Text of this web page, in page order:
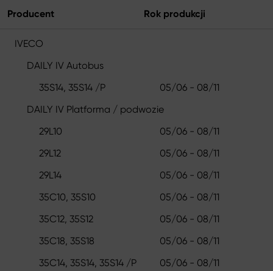
Producent Rok produkcji
IVECO
DAILY IV Autobus
35S14, 35S14 /P
05/06 - 08/11
DAILY IV Platforma / podwozie
29L10
05/06 - 08/11
29L12
05/06 - 08/11
29L14
05/06 - 08/11
35C10, 35S10
05/06 - 08/11
35C12, 35S12
05/06 - 08/11
35C18, 35S18
05/06 - 08/11
35C14, 35S14, 35S14 /P
05/06 - 08/11